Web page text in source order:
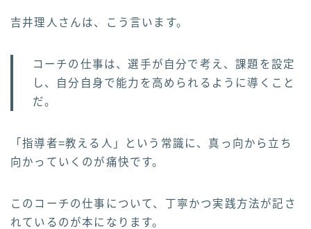
吉井理人さんは、こう言います。
コーチの仕事は、選手が自分で考え、課題を設定
し、自分自身で能力を高められるように導くこと
だ。
「指導者=教える人」という常識に、真っ向から立ち
向かっていくのが痛快です。
このコーチの仕事について、丁寧かつ実践方法が記さ
れているのが本になります。